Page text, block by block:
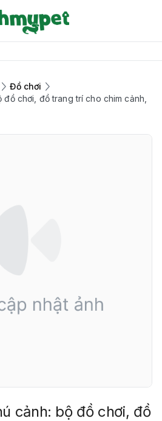
Đồ chơi
chơi, đồ trang trí cho chim cảnh,
cảnh: bộ đồ chơi, đồ